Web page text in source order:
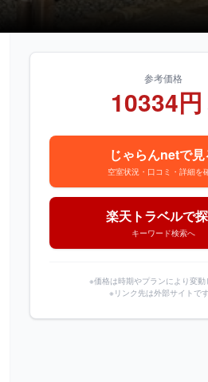
参考価格
10334円
じゃらんnetで見
空室状況・口コミ・詳細を
楽天トラベルで
キーワード検索へ
※価格は時期やプランにより変動
※リンク先は外部サイトです